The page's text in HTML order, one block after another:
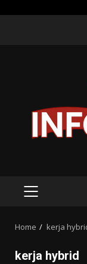
PRIMARY
Home kerja
kerja hybrid